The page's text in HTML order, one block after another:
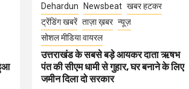
Dehardun Newsbeat खबर हटकर
ट्रेंडिंग खबरें ताज़ा ख़बर न्यूज़
सोशल मीडिया वायरल
उत्तराखंड के सबसे बड़े आयकर दाता ऋषभ
पंत की सीएम धामी से गुहार, घर बनाने के लिए
जमीन दिला दो सरकार